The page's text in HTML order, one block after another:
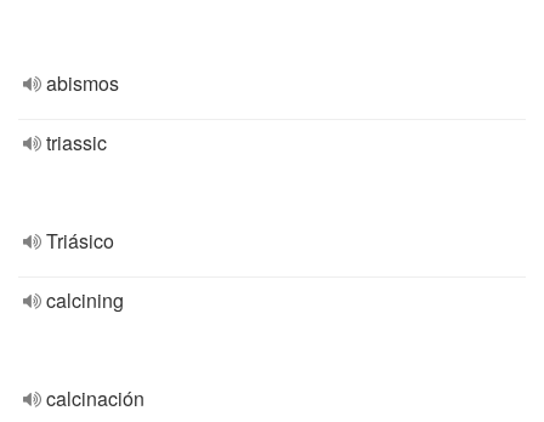
abismos
triassic
Triásico
calcining
calcinación